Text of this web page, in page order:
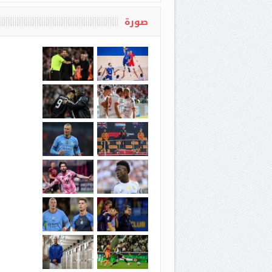
أموال المخدرات إلى
ذهب
صورة